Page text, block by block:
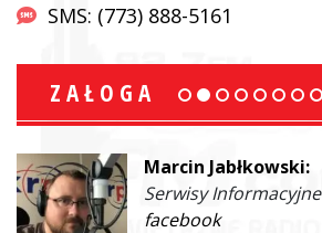
SMS: (773) 888-5161
ZAŁOGA
Marcin Jabłkowski:
Serwisy Informacyjne
facebook